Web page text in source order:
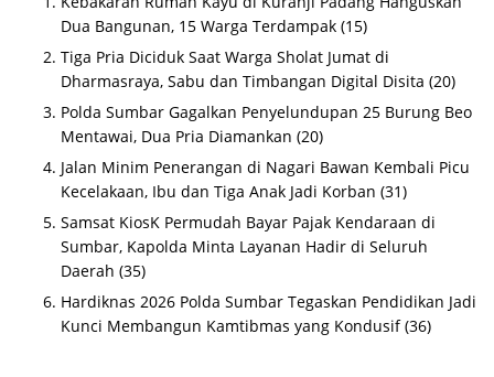
Dua Bangunan, 15 Warga Terdampak (15)
Tiga Pria Diciduk Saat Warga Sholat Jumat di
Dharmasraya, Sabu dan Timbangan Digital Disita (20)
Polda Sumbar Gagalkan Penyelundupan 25 Burung Beo
Mentawai, Dua Pria Diamankan (20)
Jalan Minim Penerangan di Nagari Bawan Kembali Picu
Kecelakaan, Ibu dan Tiga Anak Jadi Korban (31)
Samsat KiosK Permudah Bayar Pajak Kendaraan di
Sumbar, Kapolda Minta Layanan Hadir di Seluruh
Daerah (35)
Hardiknas 2026 Polda Sumbar Tegaskan Pendidikan Jadi
Kunci Membangun Kamtibmas yang Kondusif (36)